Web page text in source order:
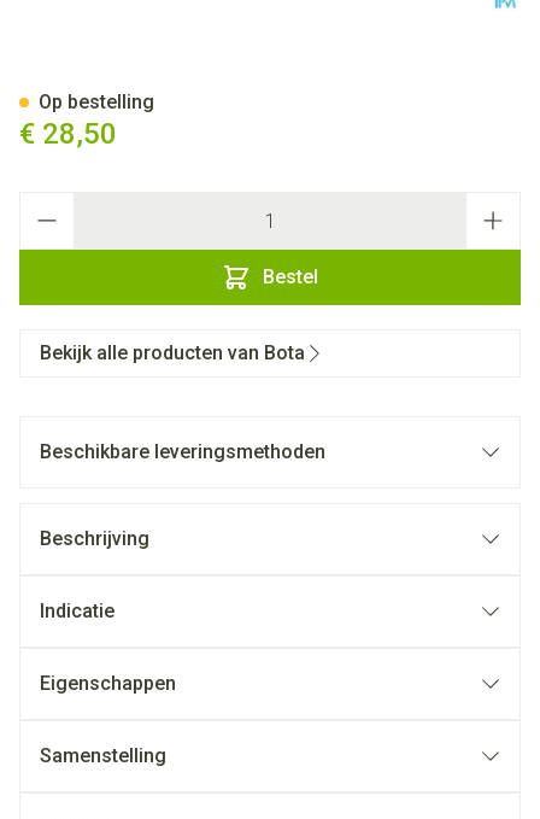
€ 28,50
Bestel
Op bestelling
Bekijk alle producten van Bota
Beschikbare leveringsmethoden
Beschrijving
Indicatie
Eigenschappen
Samenstelling